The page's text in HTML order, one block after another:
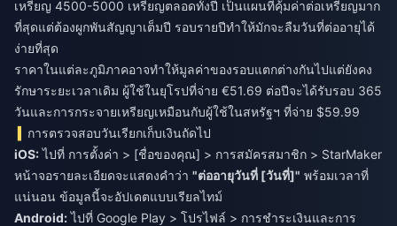
เหรียญ 4500-5000 เหรียญตลอดทั้งปี เป็นแผนที่คุ้มค่าต่อเหรียญมาก
ที่สุดแต่ต้องผูกพันสัญญาเต็มปี รอบรายปีทำให้มักจะลืมวันที่ต่ออายุได้
ง่ายที่สุด
ราคาในแต่ละภูมิภาคอาจทำให้มูลค่าของรอบแตกต่างกันไปแต่ยังคง
รักษาระยะเวลาเดิม ผู้ใช้ในยุโรปที่จ่าย €51.69 ต่อปีจะได้รับรอบ 365
วันและการกระจายเหรียญเหมือนกับผู้ใช้ในสหรัฐฯ ที่จ่าย $59.99
การตรวจสอบวันเรียกเก็บเงินถัดไป
iOS:ไปที่ การตั้งค่า > [ชื่อของคุณ] > การสมัครสมาชิก > StarMaker
หน้าจอรายละเอียดจะแสดงคำว่า "ต่ออายุวันที่ [วันที่]" พร้อมเวลาที่
แน่นอน ข้อมูลนี้จะอัปเดตแบบเรียลไทม์
Android:ไปที่ Google Play > โปรไฟล์ > การชำระเงินและการ